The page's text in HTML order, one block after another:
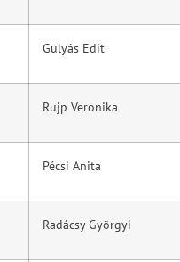
Gulyás Edit
Rujp Veronika
Pécsi Anita
Radácsy Györgyi